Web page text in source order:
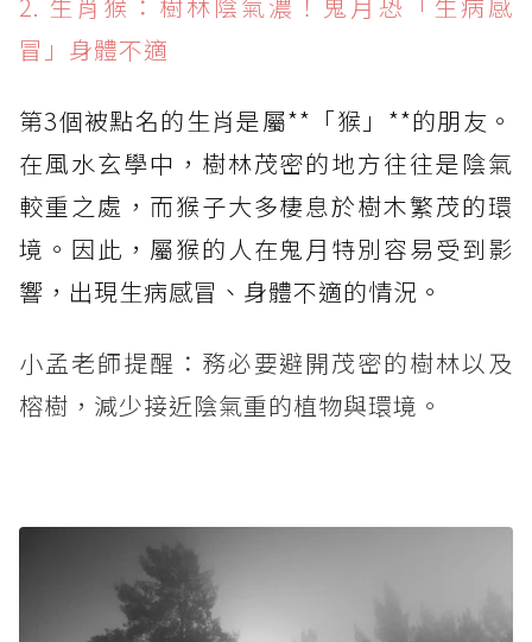
冒」身體不適
第3個被點名的生肖是屬**「猴」**的朋友。
在風水玄學中，樹林茂密的地方往往是陰氣
較重之處，而猴子大多棲息於樹木繁茂的環
境。因此，屬猴的人在鬼月特別容易受到影
響，出現生病感冒、身體不適的情況。
小孟老師提醒：務必要避開茂密的樹林以及
榕樹，減少接近陰氣重的植物與環境。